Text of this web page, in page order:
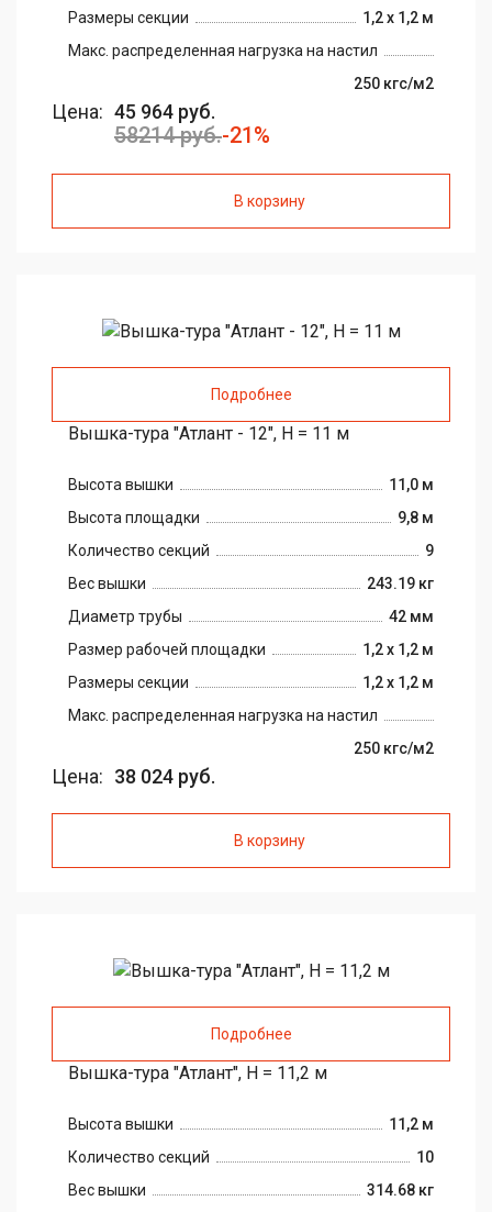
Размеры секции
1,2 х 1,2 м
Макс. распределенная нагрузка на настил
250 кгс/м2
Цена: 45 964 руб.
58214 руб.-21%
В корзину
Подробнее
Вышка-тура "Атлант - 12", H = 11 м
Высота вышки
11,0 м
Высота площадки
9,8 м
Количество секций
9
Вес вышки
243.19 кг
Диаметр трубы
42 мм
Размер рабочей площадки
1,2 х 1,2 м
Размеры секции
1,2 х 1,2 м
Макс. распределенная нагрузка на настил
250 кгс/м2
Цена: 38 024 руб.
В корзину
Подробнее
Вышка-тура "Атлант", H = 11,2 м
Высота вышки
11,2 м
Количество секций
10
Вес вышки
314.68 кг